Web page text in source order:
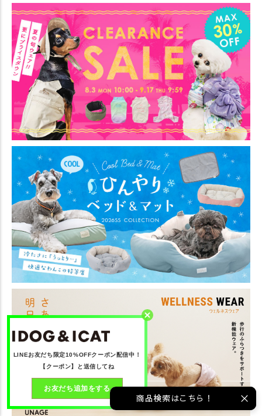
LINEお友だち限定10%OFFクーポン配信中！
【クーポン】と送信してね
お友だち追加をする
商品検索はこちら！